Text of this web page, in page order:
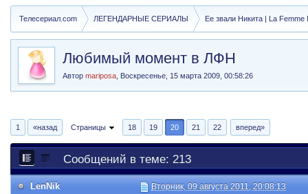
Телесериал.com ЛЕГЕНДАРНЫЕ СЕРИАЛЫ Ее звали Никита | La Femme
Любимый момент в ЛФН
Авторmariposa Воскресенье, 15 марта 2009, 00:58:26
1 «назад Страницы 18 19 20 21 22 вперед»
Сообщений в теме: 213
LenNik Вторник, 09 августа 2011, 20:08:13